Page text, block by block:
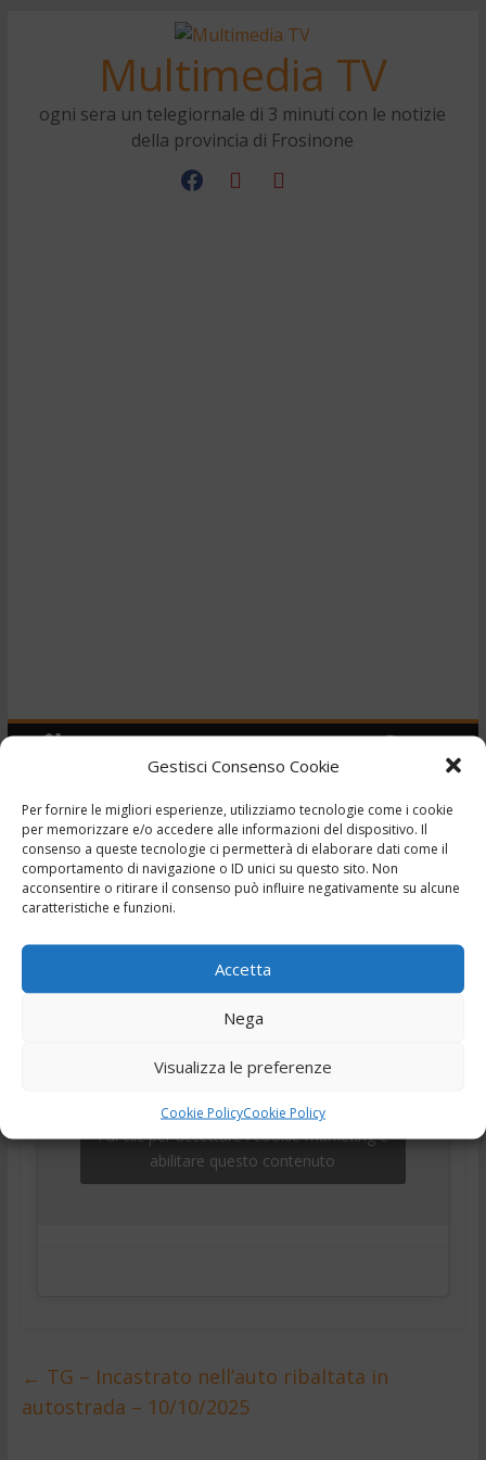
Gestisci Consenso Cookie
Per fornire le migliori esperienze, utilizziamo tecnologie come i cookie
per memorizzare e/o accedere alle informazioni del dispositivo. Il
consenso a queste tecnologie ci permetterà di elaborare dati come il
comportamento di navigazione o ID unici su questo sito. Non
acconsentire o ritirare il consenso può influire negativamente su alcune
caratteristiche e funzioni.
Accetta
Nega
Visualizza le preferenze
Cookie PolicyCookie Policy
Multimedia TV
ogni sera un telegiornale di 3 minuti con le notizie
della provincia di Frosinone
Cronaca Evidenza
TG – Vietato morire – 11-
12/10/2025
11 Ottobre 2025 news,Notizie,telegiornale,Tg,Tg24
Fai clic per accettare i cookie marketing e
abilitare questo contenuto
← TG – Incastrato nell’auto ribaltata in
autostrada – 10/10/2025